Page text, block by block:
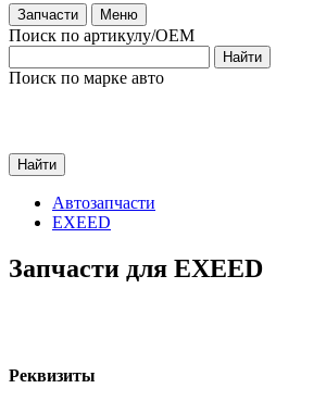
Запчасти Меню
Поиск по артикулу/OEM
Найти
Поиск по марке авто
Найти
Автозапчасти
EXEED
Запчасти для EXEED
Реквизиты